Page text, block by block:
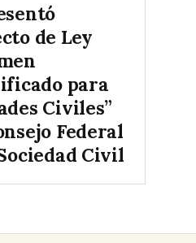
de Ley
para
Civiles”
Federal
Civil